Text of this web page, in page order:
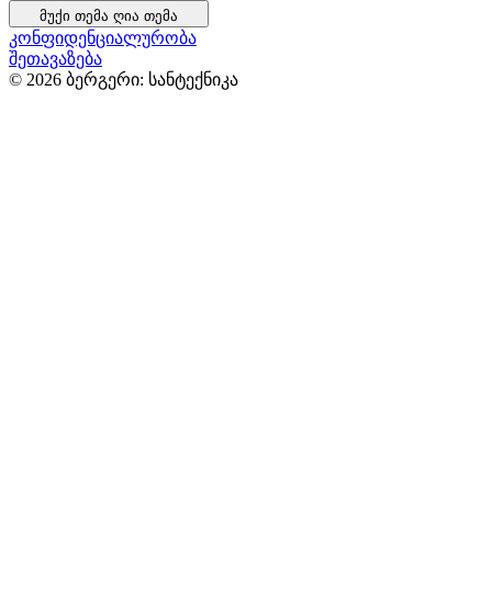
მუქი თემა ღია თემა
კონფიდენციალურობა
შეთავაზება
© 2026 ბერგერი: სანტექნიკა